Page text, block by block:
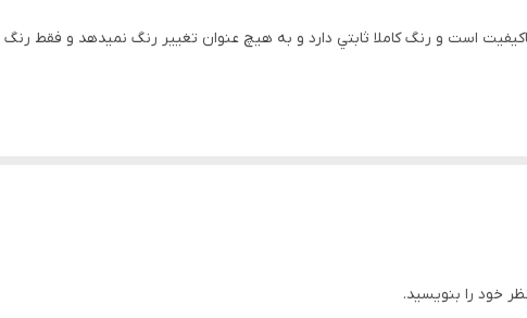
باکيفيت است و رنگ کاملا ثابتي دارد و به هيچ عنوان تغيير رنگ نميدهد و
خود را بنویسید.